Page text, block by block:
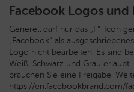
Facebook Logos und
Generell darf nur das „F“-Icon
„Facebook“ als
Logo nicht bearbeiten. Es sind
Weiß, Schwarz und Grau
brauchen Sie eine Freigabe.
https://en.facebookbrand.com/